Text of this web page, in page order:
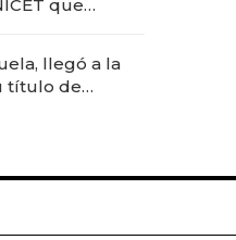
que
llegó a la
título de